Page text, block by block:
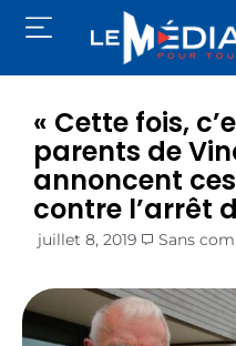
« Cette fois,
parents de
annoncent
contre l’arrêt
juillet 8, 2019 Sans